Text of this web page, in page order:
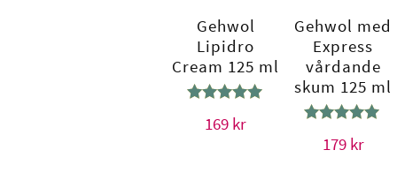
Gehwol
Lipidro
Cream 125 ml
5.00
169 kr
Gehwol med
Express
vårdande
skum 125 ml
5.00
179 kr